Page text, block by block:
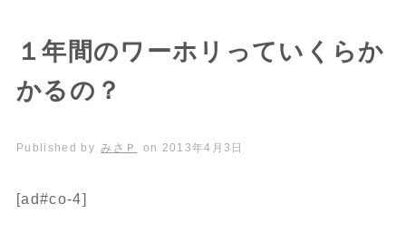
１年間のワーホリっていくらか
かるの？
Published by みさＰ on 2013年4月3日
[ad#co-4]